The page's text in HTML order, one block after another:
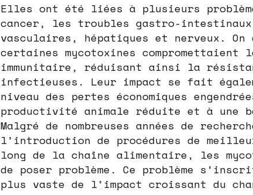
Elles ont été liées à plusieurs
cancer, les troubles gastro-
vasculaires, hépatiques et nerveux. On
certaines mycotoxines compromettaient
immunitaire, réduisant ainsi la
infectieuses. Leur impact se fait
niveau des pertes économiques
productivité animale réduite et à une
Malgré de nombreuses années de
l’introduction de procédures de
long de la chaîne alimentaire, les
de poser problème. Ce problème
plus vaste de l’impact croissant du